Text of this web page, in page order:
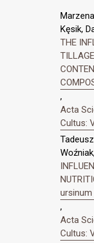
Kęsik,
THE
,
Acta
Cultus:
ursinum
,
Acta
Cultus: